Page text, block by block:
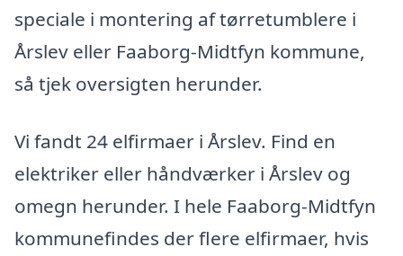
speciale i montering af tørretumblere i
Årslev eller Faaborg-Midtfyn kommune,
så tjek oversigten herunder.
Vi fandt 24 elfirmaer i Årslev. Find en
elektriker eller håndværker i Årslev og
omegn herunder. I hele Faaborg-Midtfyn
kommunefindes der flere elfirmaer, hvis